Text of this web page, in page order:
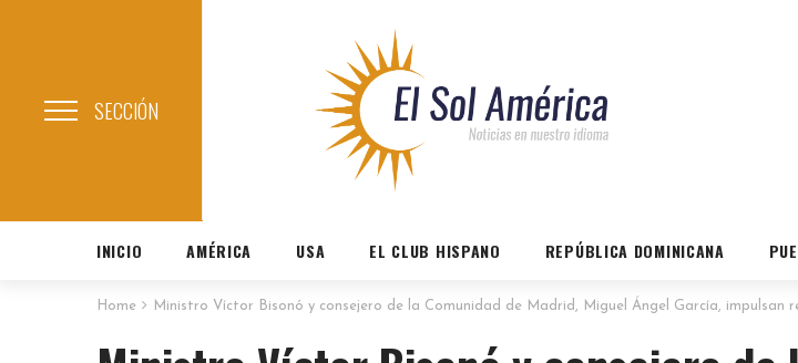
SECCIÓN
INICIO AMÉRICA USA EL CLUB HISPANO REPÚBLICA DOMINICANA
Home Ministro Víctor Bisonó y consejero de la Comunidad de Madrid, Miguel Ángel García, impulsan